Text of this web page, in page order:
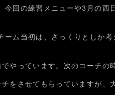
回の練習メニューや3月の西
ム当初は、ざっくりとしか
やっています。次のコーチの
をさせてもらっていますが、